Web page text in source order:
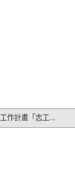
作計畫「志工...